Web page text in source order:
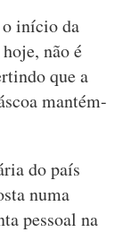
início da
não é
que a
mantém-
do país
numa
pessoal na